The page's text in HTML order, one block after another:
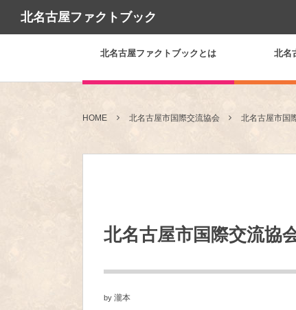
北名古屋ファクトブック
北名古屋ファクトブックとは 北名
HOME 北名古屋市国際交流協会 北名古屋市国
北名古屋市国際交流協
by 瀧本